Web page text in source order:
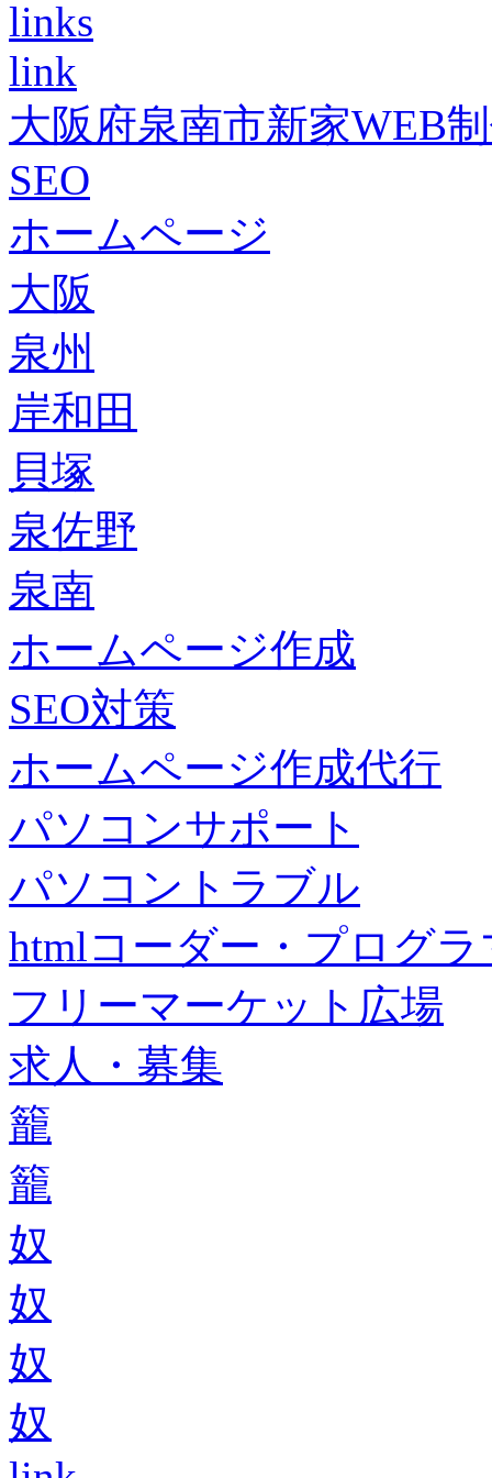
links
link
大阪府泉南市新家WEB
SEO
ホームページ
大阪
泉州
岸和田
貝塚
泉佐野
泉南
ホームページ作成
SEO対策
ホームページ作成代行
パソコンサポート
パソコントラブル
htmlコーダー・プログラ
フリーマーケット広場
求人・募集
籠
籠
奴
奴
奴
奴